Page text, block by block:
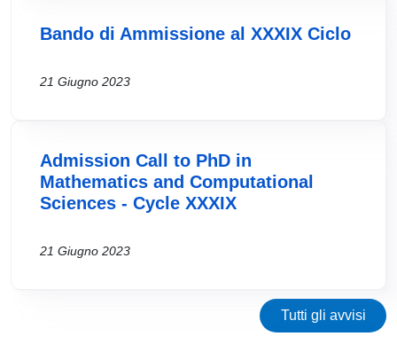
Bando di Ammissione al XXXIX Ciclo
21 Giugno 2023
Admission Call to PhD in
Mathematics and Computational
Sciences - Cycle XXXIX
21 Giugno 2023
Tutti gli avvisi